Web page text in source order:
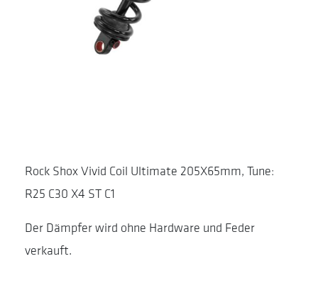
Rock Shox Vivid Coil Ultimate 205X65mm, Tune:
R25 C30 X4 ST C1
Der Dämpfer wird ohne Hardware und Feder
verkauft.